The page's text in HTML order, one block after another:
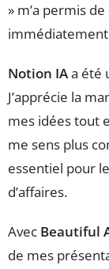
» m’a permis
Notion IAa été
J’apprécie la
mes idées tout
me sens plus
essentiel pour
d’affaires.
Avec Beautiful
de mes